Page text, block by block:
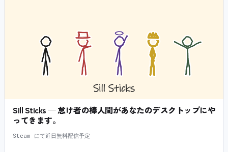
Sill Sticks — 怠け者の棒人間があなたのデスクトップにや
ってきます。
Steam にて近日無料配信予定